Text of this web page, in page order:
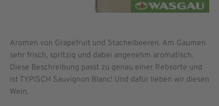
Aromen von Grapefruit und Stachelbeeren. Am Gaumen
sehr frisch, spritzig und dabei angenehm aromatisch.
Diese Beschreibung passt zu genau einer Rebsorte und
ist TYPISCH Sauvignon Blanc! Und dafür lieben wir diesen
Wein.